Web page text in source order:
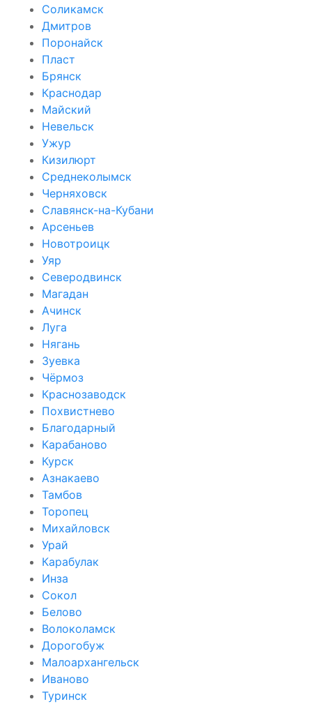
Соликамск
Дмитров
Поронайск
Пласт
Брянск
Краснодар
Майский
Невельск
Ужур
Кизилюрт
Среднеколымск
Черняховск
Славянск-на-Кубани
Арсеньев
Новотроицк
Уяр
Северодвинск
Магадан
Ачинск
Луга
Нягань
Зуевка
Чёрмоз
Краснозаводск
Похвистнево
Благодарный
Карабаново
Курск
Азнакаево
Тамбов
Торопец
Михайловск
Урай
Карабулак
Инза
Сокол
Белово
Волоколамск
Дорогобуж
Малоархангельск
Иваново
Туринск